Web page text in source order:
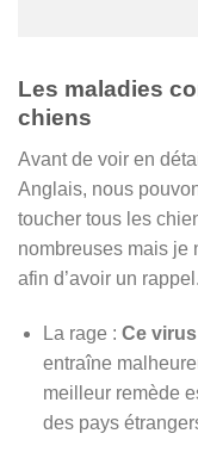
Les maladies
chiens
Avant de voir en
Anglais, nous
toucher tous les
nombreuses mais je
afin d’avoir un rappel.
La rage : Ce
entraîne
meilleur remède
des pays